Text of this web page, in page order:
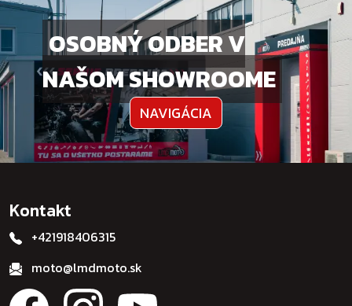
OSOBNÝ ODBER V
NAŠOM SHOWROOME
NAVIGÁCIA
Kontakt
+421918406315
moto@lmdmoto.sk